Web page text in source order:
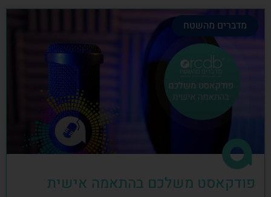
מדברים מהשטח
פודקאסט משלכם בהתאמה אישית